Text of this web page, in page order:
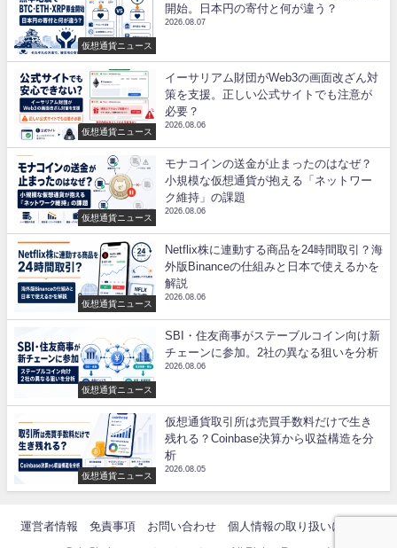
仮想通貨ニュース
開始。日本円の寄付と何が違う？
2026.08.07
仮想通貨ニュース
イーサリアム財団がWeb3の画面改ざん対
策を支援。正しい公式サイトでも注意が
必要？
2026.08.06
仮想通貨ニュース
モナコインの送金が止まったのはなぜ？
小規模な仮想通貨が抱える「ネットワー
ク維持」の課題
2026.08.06
仮想通貨ニュース
Netflix株に連動する商品を24時間取引？海
外版Binanceの仕組みと日本で使えるかを
解説
2026.08.06
仮想通貨ニュース
SBI・住友商事がステーブルコイン向け新
チェーンに参加。2社の異なる狙いを分析
2026.08.06
仮想通貨ニュース
仮想通貨取引所は売買手数料だけで生き
残れる？Coinbase決算から収益構造を分
析
2026.08.05
運営者情報 免責事項 お問い合わせ 個人情報の取り扱いについて